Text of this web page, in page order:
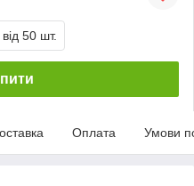
від 50 шт.
Оплата Умови